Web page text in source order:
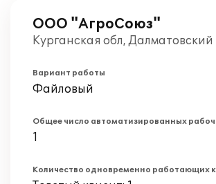
ООО "АгроСоюз"
Курганская обл,
Вариант работы
Файловый
Общее число автоматизированных
1
Количество одновременно работающих